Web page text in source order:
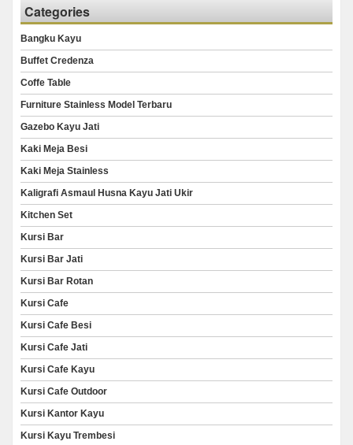
Categories
Bangku Kayu
Buffet Credenza
Coffe Table
Furniture Stainless Model Terbaru
Gazebo Kayu Jati
Kaki Meja Besi
Kaki Meja Stainless
Kaligrafi Asmaul Husna Kayu Jati Ukir
Kitchen Set
Kursi Bar
Kursi Bar Jati
Kursi Bar Rotan
Kursi Cafe
Kursi Cafe Besi
Kursi Cafe Jati
Kursi Cafe Kayu
Kursi Cafe Outdoor
Kursi Kantor Kayu
Kursi Kayu Trembesi